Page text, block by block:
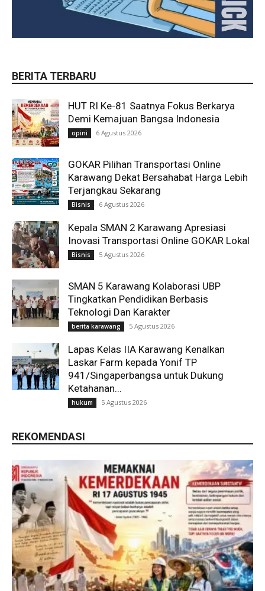
BERITA TERBARU
HUT RI Ke-81 Saatnya Fokus Berkarya
Demi Kemajuan Bangsa Indonesia
opini 6 Agustus 2026
GOKAR Pilihan Transportasi Online
Karawang Dekat Bersahabat Harga Lebih
Terjangkau Sekarang
Bisnis 6 Agustus 2026
Kepala SMAN 2 Karawang Apresiasi
Inovasi Transportasi Online GOKAR Lokal
Bisnis 5 Agustus 2026
SMAN 5 Karawang Kolaborasi UBP
Tingkatkan Pendidikan Berbasis
Teknologi Dan Karakter
berita karawang 5 Agustus 2026
Lapas Kelas IIA Karawang Kenalkan
Laskar Farm kepada Yonif TP
941/Singaperbangsa untuk Dukung
Ketahanan...
hukum 5 Agustus 2026
REKOMENDASI